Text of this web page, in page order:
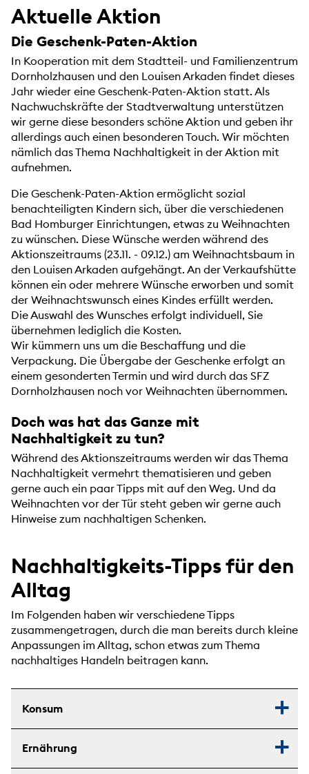
Aktuelle Aktion
Die Geschenk-Paten-Aktion
In Kooperation mit dem Stadtteil- und Familienzentrum
Dornholzhausen und den Louisen Arkaden findet dieses
Jahr wieder eine Geschenk-Paten-Aktion statt. Als
Nachwuchskräfte der Stadtverwaltung unterstützen
wir gerne diese besonders schöne Aktion und geben ihr
allerdings auch einen besonderen Touch. Wir möchten
nämlich das Thema Nachhaltigkeit in der Aktion mit
aufnehmen.
Die Geschenk-Paten-Aktion ermöglicht sozial
benachteiligten Kindern sich, über die verschiedenen
Bad Homburger Einrichtungen, etwas zu Weihnachten
zu wünschen. Diese Wünsche werden während des
Aktionszeitraums (23.11. - 09.12.) am Weihnachtsbaum in
den Louisen Arkaden aufgehängt. An der Verkaufshütte
können ein oder mehrere Wünsche erworben und somit
der Weihnachtswunsch eines Kindes erfüllt werden.
Die Auswahl des Wunsches erfolgt individuell, Sie
übernehmen lediglich die Kosten.
Wir kümmern uns um die Beschaffung und die
Verpackung. Die Übergabe der Geschenke erfolgt an
einem gesonderten Termin und wird durch das SFZ
Dornholzhausen noch vor Weihnachten übernommen.
Doch was hat das Ganze mit
Nachhaltigkeit zu tun?
Während des Aktionszeitraums werden wir das Thema
Nachhaltigkeit vermehrt thematisieren und geben
gerne auch ein paar Tipps mit auf den Weg. Und da
Weihnachten vor der Tür steht geben wir gerne auch
Hinweise zum nachhaltigen Schenken.
Nachhaltigkeits-Tipps für den
Alltag
Im Folgenden haben wir verschiedene Tipps
zusammengetragen, durch die man bereits durch kleine
Anpassungen im Alltag, schon etwas zum Thema
nachhaltiges Handeln beitragen kann.
Konsum
Ernährung